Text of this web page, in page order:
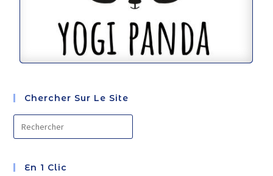
Chercher Sur Le Site
En 1 Clic